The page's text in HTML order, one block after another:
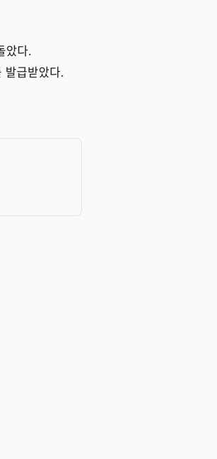
았다.
발급받았다.